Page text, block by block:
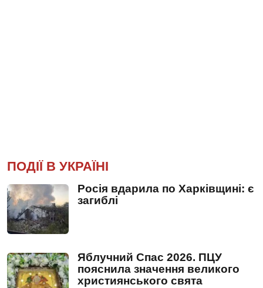
ПОДІЇ В УКРАЇНІ
Росія вдарила по Харківщині: є
загиблі
Яблучний Спас 2026. ПЦУ
пояснила значення великого
християнського свята